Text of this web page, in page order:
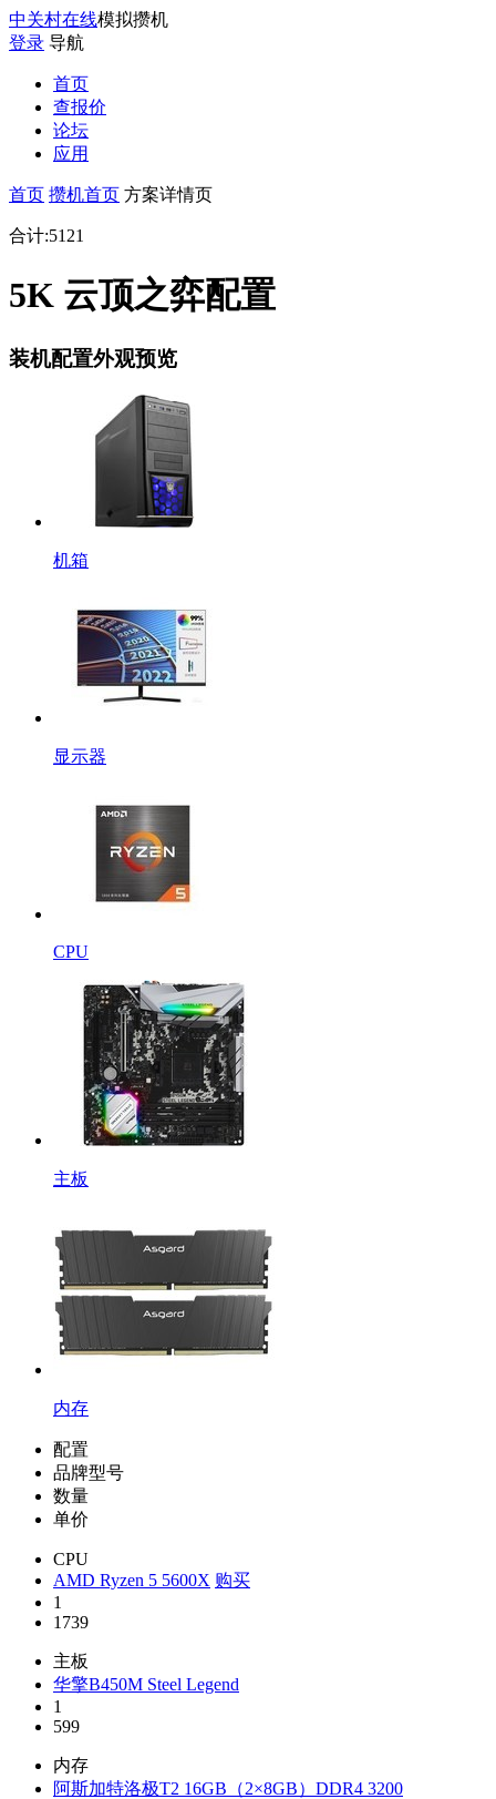
中关村在线模拟攒机
登录 导航
首页
查报价
论坛
应用
首页 攒机首页 方案详情页
合计:5121
5K 云顶之弈配置
装机配置外观预览
机箱
显示器
CPU
主板
内存
配置
品牌型号
数量
单价
CPU
AMD Ryzen 5 5600X 购买
1
1739
主板
华擎B450M Steel Legend
1
599
内存
阿斯加特洛极T2 16GB（2×8GB）DDR4 3200